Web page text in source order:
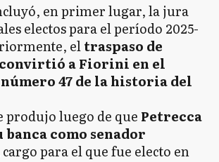
en primer lugar, la jura
electos para el período 2025-
eltraspaso de
convirtió a Fiorini en el
47 de la historia del
produjo luego de que Petrecca
banca como senador
cargo para el que fue electo en